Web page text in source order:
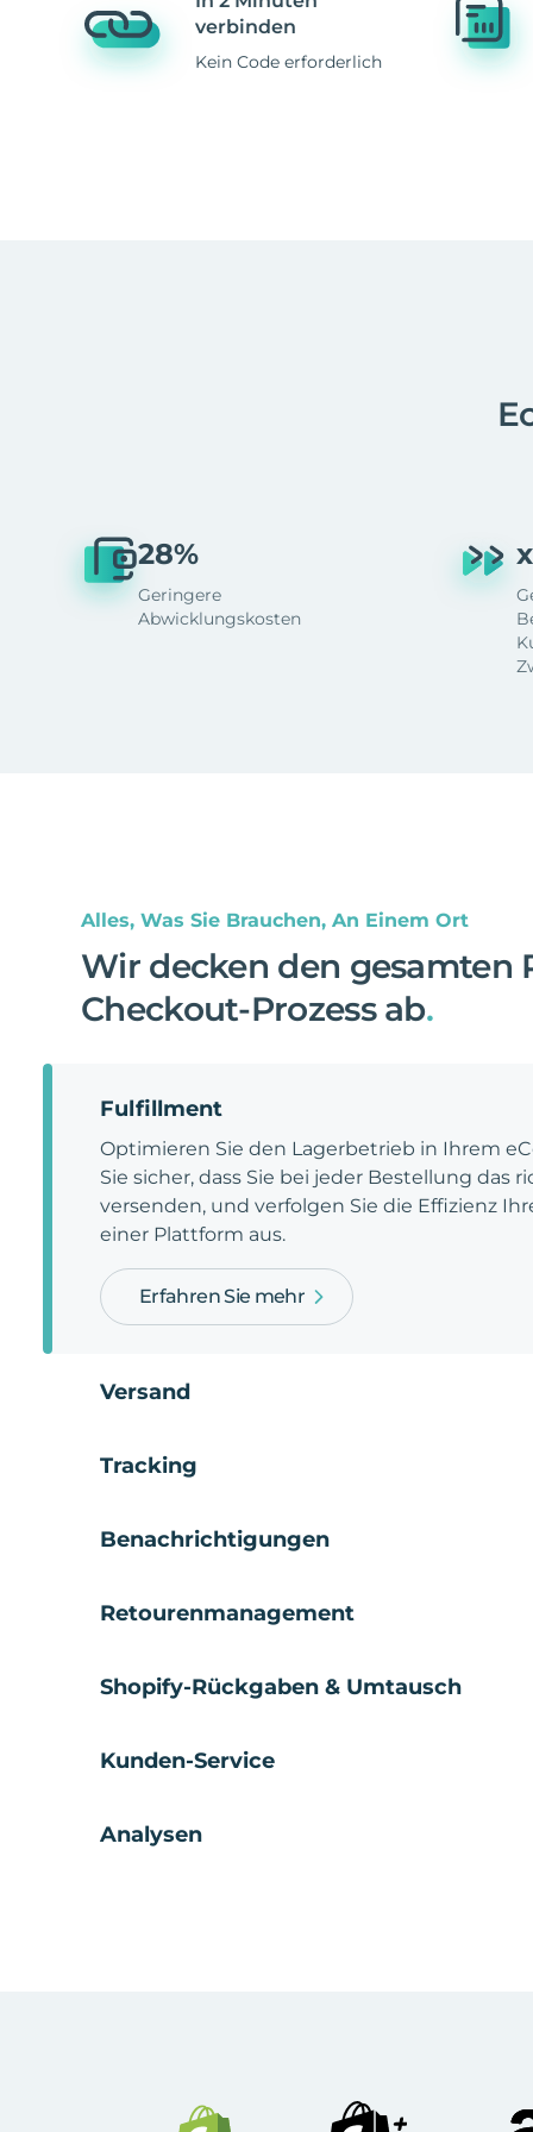
verbinden
Kein Code erforderlich
28%
Geringere
Abwicklungskosten
Alles, Was Sie Brauchen, An Einem Ort
Wir decken den gesamten
Checkout-Prozess ab.
Fulfillment
Optimieren Sie den Lagerbetrieb in Ihrem
Sie sicher, dass Sie bei jeder Bestellung das
versenden, und verfolgen Sie die Effizienz
einer Plattform aus.
Erfahren Sie mehr
Versand
Tracking
Benachrichtigungen
Retourenmanagement
Shopify-Rückgaben & Umtausch
Kunden-Service
Analysen